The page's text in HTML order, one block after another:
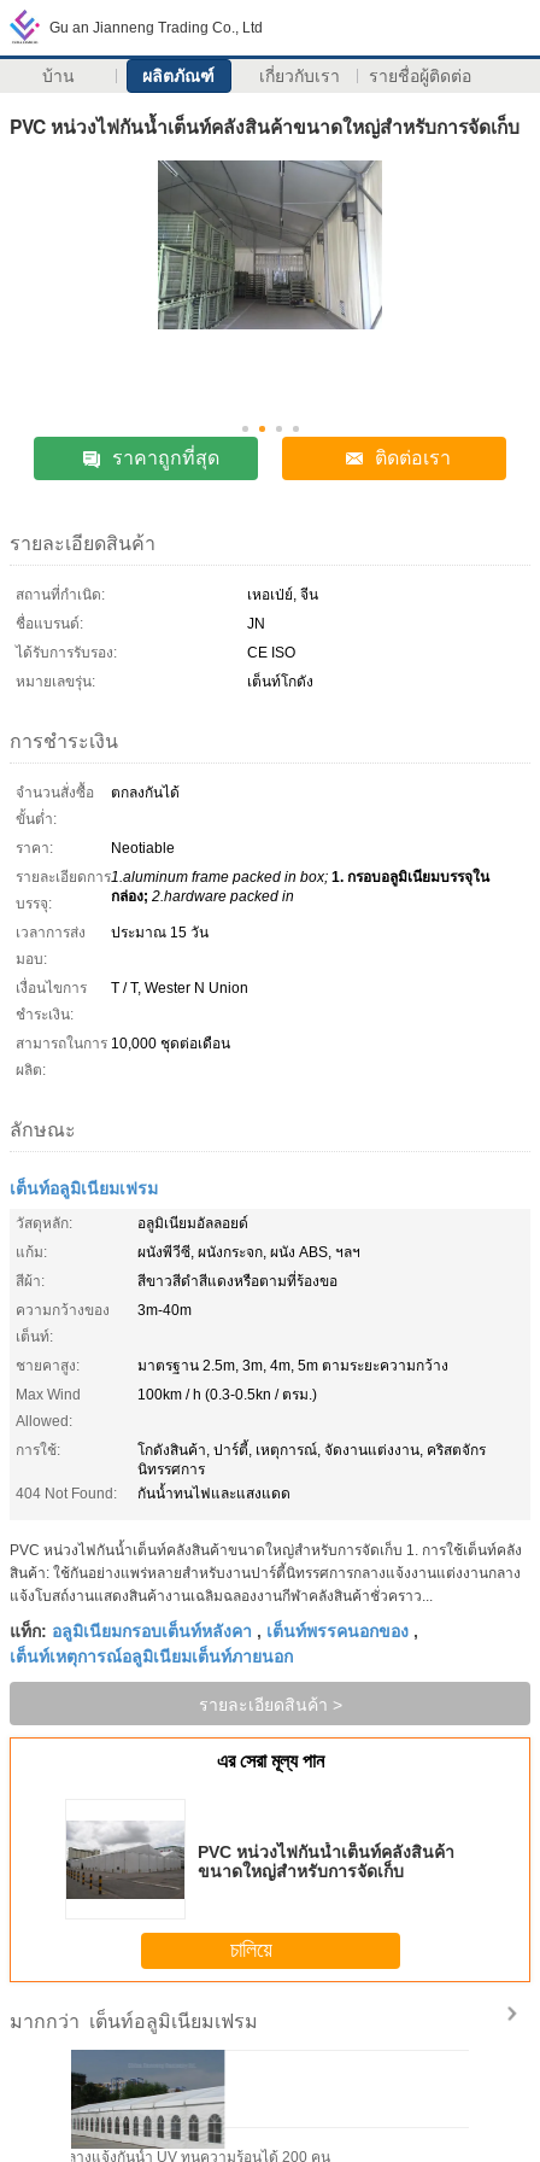
Gu an Jianneng Trading Co., Ltd
บ้าน ผลิตภัณฑ์ เกี่ยวกับเรา รายชื่อผู้ติดต่อ
PVC หน่วงไฟกันน้ำเต็นท์คลังสินค้าขนาดใหญ่สำหรับการจัดเก็บ
ราคาถูกที่สุด ติดต่อเรา
รายละเอียดสินค้า
สถานที่กำเนิด:
เหอเป่ย์, จีน
ชื่อแบรนด์:
JN
ได้รับการรับรอง:
CE ISO
หมายเลขรุ่น:
เต็นท์โกดัง
การชำระเงิน
จำนวนสั่งซื้อ
ขั้นต่ำ:
ตกลงกันได้
ราคา:
Neotiable
รายละเอียดการ
บรรจุ:
1.aluminum frame packed in box; 1. กรอบอลูมิเนียมบรรจุใน
กล่อง; 2.hardware packed in
เวลาการส่ง
มอบ:
ประมาณ 15 วัน
เงื่อนไขการ
ชำระเงิน:
T / T, Wester N Union
สามารถในการ
ผลิต:
10,000 ชุดต่อเดือน
ลักษณะ
เต็นท์อลูมิเนียมเฟรม
วัสดุหลัก:
อลูมิเนียมอัลลอยด์
แก้ม:
ผนังพีวีซี, ผนังกระจก, ผนัง ABS, ฯลฯ
สีผ้า:
สีขาวสีดำสีแดงหรือตามที่ร้องขอ
ความกว้างของ
เต็นท์:
3m-40m
ชายคาสูง:
มาตรฐาน 2.5m, 3m, 4m, 5m ตามระยะความกว้าง
Max Wind
Allowed:
100km / h (0.3-0.5kn / ตรม.)
การใช้:
โกดังสินค้า, ปาร์ตี้, เหตุการณ์, จัดงานแต่งงาน, คริสตจักร
นิทรรศการ
404 Not Found:
กันน้ำทนไฟและแสงแดด
PVC หน่วงไฟกันน้ำเต็นท์คลังสินค้าขนาดใหญ่สำหรับการจัดเก็บ 1. การใช้เต็นท์คลัง
สินค้า: ใช้กันอย่างแพร่หลายสำหรับงานปาร์ตี้นิทรรศการกลางแจ้งงานแต่งงานกลาง
แจ้งโบสถ์งานแสดงสินค้างานเฉลิมฉลองงานกีฬาคลังสินค้าชั่วคราว...
แท็ก: อลูมิเนียมกรอบเต็นท์หลังคา , เต็นท์พรรคนอกของ ,
เต็นท์เหตุการณ์อลูมิเนียมเต็นท์ภายนอก
รายละเอียดสินค้า >
এর সেরা মূল্য পান
PVC หน่วงไฟกันน้ำเต็นท์คลังสินค้า
ขนาดใหญ่สำหรับการจัดเก็บ
চালিয়ে
มากกว่า เต็นท์อลูมิเนียมเฟรม
น้ำกันน้ำกลางแจ้งกันน้ำ UV ทนความร้อนได้ 200 คน